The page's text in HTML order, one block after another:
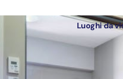
Luoghi da
I